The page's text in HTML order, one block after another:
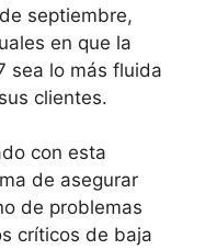
septiembre,
en que la
sea lo más fluida
clientes.
con esta
de asegurar
de problemas
críticos de baja